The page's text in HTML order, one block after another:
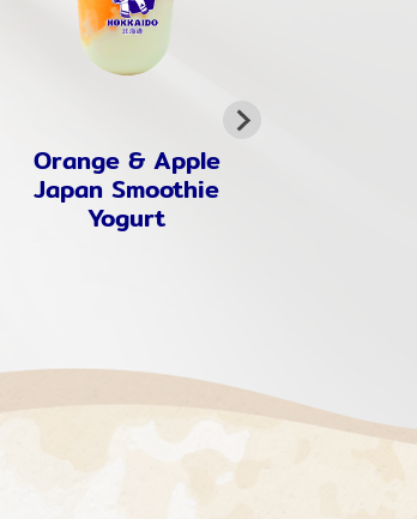
Orange & Apple
Japan Smoothie
Yogurt